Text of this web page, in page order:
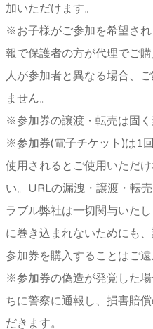
加いただけます。
※お子様がご参加を希望さ
報で保護者の方が代理でご
人が参加者と異なる場合、
ません。
※参加券の譲渡・転売は固く
※参加券(電子チケット)は1
使用されるとご使用いただ
い。URLの漏洩・譲渡・転
ラブル弊社は一切関与いた
に巻き込まれないためにも
参加券を購入することはご遠
※参加券の偽造が発覚した
ちに警察に通報し、損害賠
だきます。